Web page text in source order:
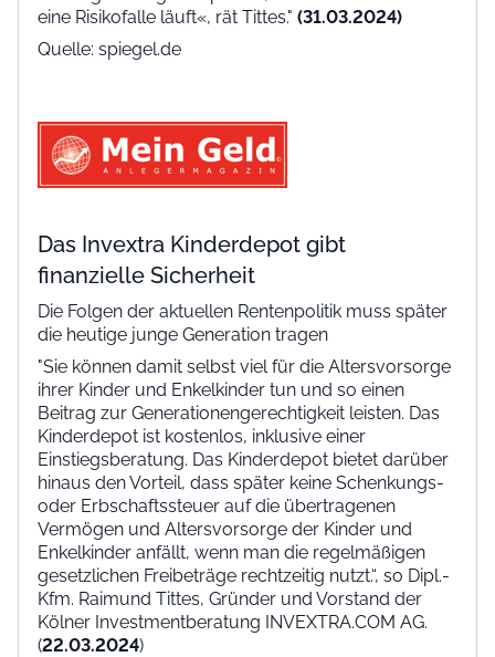
eine Risikofalle läuft«, rät Tittes." (31.03.2024)
Quelle: spiegel.de
Das Invextra Kinderdepot gibt
finanzielle Sicherheit
Die Folgen der aktuellen Rentenpolitik muss später
die heutige junge Generation tragen
"Sie können damit selbst viel für die Altersvorsorge
ihrer Kinder und Enkelkinder tun und so einen
Beitrag zur Generationengerechtigkeit leisten. Das
Kinderdepot ist kostenlos, inklusive einer
Einstiegsberatung. Das Kinderdepot bietet darüber
hinaus den Vorteil, dass später keine Schenkungs-
oder Erbschaftssteuer auf die übertragenen
Vermögen und Altersvorsorge der Kinder und
Enkelkinder anfällt, wenn man die regelmäßigen
gesetzlichen Freibeträge rechtzeitig nutzt.“, so Dipl.-
Kfm. Raimund Tittes, Gründer und Vorstand der
Kölner Investmentberatung INVEXTRA.COM AG.
(22.03.2024)